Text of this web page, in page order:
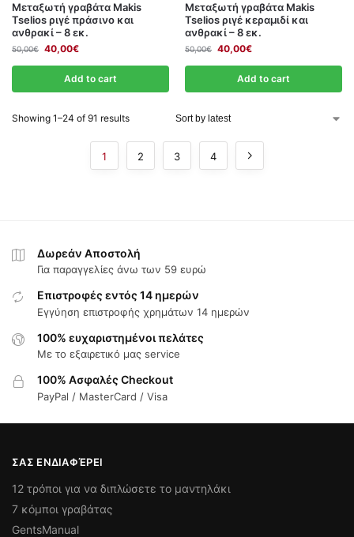
Μεταξωτή γραβάτα Makis
Tselios ριγέ πράσινο και
ανθρακί – 8 εκ.
50,00€ 40,00€
Add to cart
Μεταξωτή γραβάτα Makis
Tselios ριγέ κεραμιδί και
ανθρακί – 8 εκ.
50,00€ 40,00€
Add to cart
Showing 1–24 of 91 results
1 2 3 4
Δωρεάν Αποστολή
Για παραγγελίες άνω των 59 ευρώ
Επιστροφές εντός 14 ημερών
Εγγύηση επιστροφής χρημάτων 14 ημερών
100% ευχαριστημένοι πελάτες
Με το εξαιρετικό μας service
100% Ασφαλές Checkout
PayPal / MasterCard / Visa
ΣΑΣ ΕΝΔΙΑΦΈΡΕΙ
12 τρόποι για να διπλώσετε το μαντηλάκι
7 κόμποι γραβάτας
GentsManual